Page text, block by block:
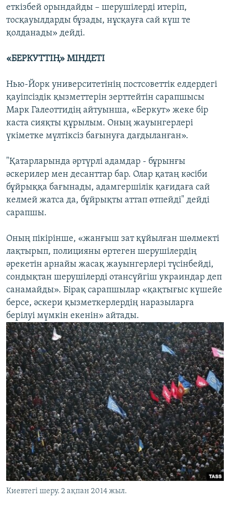
еткізбей орындайды – шерушілерді итеріп,
тосқауылдарды бұзады, нұсқауға сай күш те
қолданады» дейді.
«БЕРКУТТІҢ» МІНДЕТІ
Нью-Йорк университетінің постсоветтік елдердегі
қауіпсіздік қызметтерін зерттейтін сарапшысы
Марк Галеоттидің айтуынша, «Беркут» жеке бір
каста сияқты құрылым. Оның жауынгерлері
үкіметке мүлтіксіз бағынуға дағдыланған».
"Қатарларында әртүрлі адамдар - бұрынғы
әскерилер мен десанттар бар. Олар қатаң кәсіби
бұйрыққа бағынады, адамгершілік қағидаға сай
келмей жатса да, бұйрықты аттап өтпейді" дейді
сарапшы.
Оның пікірінше, «жанғыш зат құйылған шөлмекті
лақтырып, полицияны өртеген шерушілердің
әрекетін арнайы жасақ жауынгерлері түсінбейді,
сондықтан шерушілерді отансүйгіш украиндар деп
санамайды». Бірақ сарапшылар «қақтығыс күшейе
берсе, әскери қызметкерлердің наразыларға
берілуі мүмкін екенін» айтады.
Киевтегі шеру. 2 ақпан 2014 жыл.